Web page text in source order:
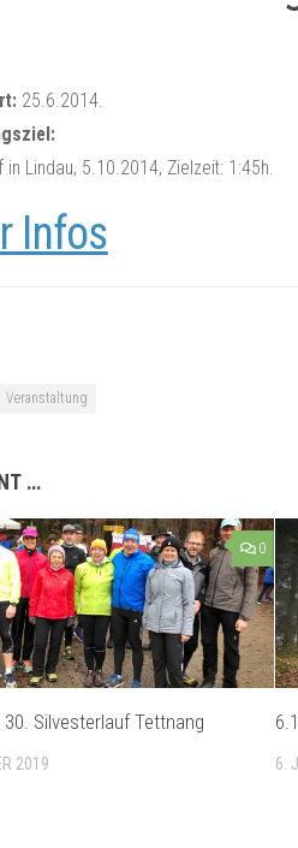
25.6.2014.
Lindau, 5.10.2014, Zielzeit: 1:45h.
Infos
Veranstaltung
…
0
30. Silvesterlauf Tettnang
2019 6.